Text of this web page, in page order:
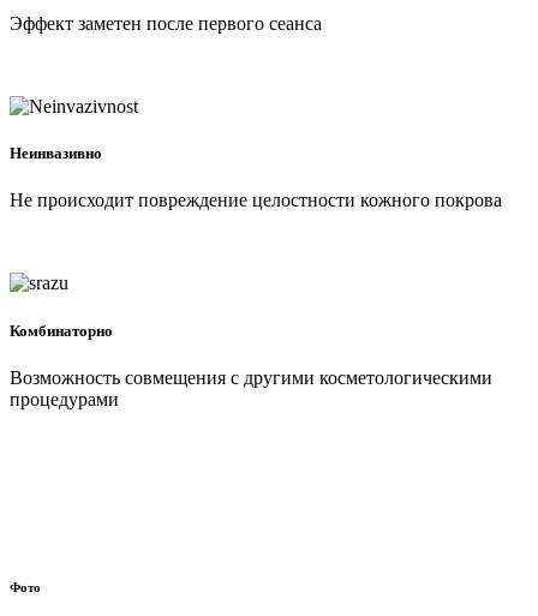
Эффект заметен после первого сеанса
Неинвазивно
Не происходит повреждение целостности кожного покрова
Комбинаторно
Возможность совмещения с другими косметологическими
процедурами
Фото